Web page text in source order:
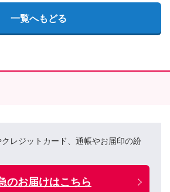
一覧へもどる
レジットカード、通帳やお届印の紛
のお届けはこちら